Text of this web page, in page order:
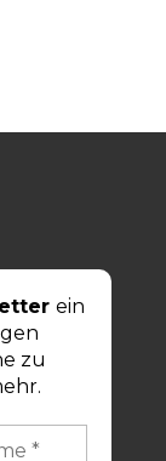
ein
zu